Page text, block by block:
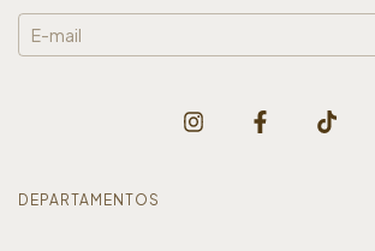
DEPARTAMENTOS